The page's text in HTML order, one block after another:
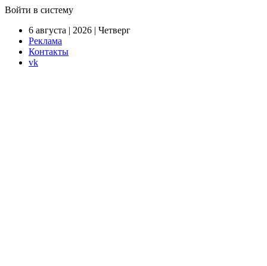
Войти в систему
6 августа | 2026 | Четверг
Реклама
Контакты
vk